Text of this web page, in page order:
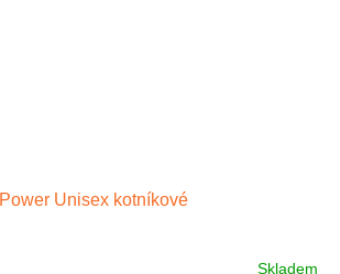
Power Unisex kotníkové
Skladem